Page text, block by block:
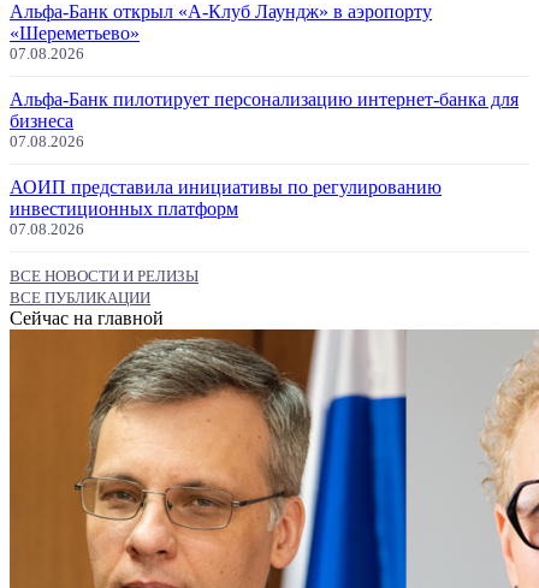
Альфа-Банк открыл «А-Клуб Лаундж» в аэропорту
«Шереметьево»
07.08.2026
Альфа-Банк пилотирует персонализацию интернет-банка для
бизнеса
07.08.2026
АОИП представила инициативы по регулированию
инвестиционных платформ
07.08.2026
ВСЕ НОВОСТИ И РЕЛИЗЫ
ВСЕ ПУБЛИКАЦИИ
Сейчас на главной